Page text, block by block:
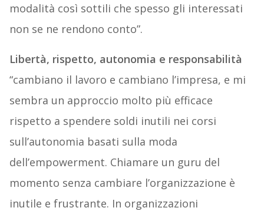
modalità così sottili che spesso gli interessati
non se ne rendono conto”.
Libertà, rispetto, autonomia e responsabilità
“cambiano il lavoro e cambiano l’impresa, e mi
sembra un approccio molto più efficace
rispetto a spendere soldi inutili nei corsi
sull’autonomia basati sulla moda
dell’empowerment. Chiamare un guru del
momento senza cambiare l’organizzazione è
inutile e frustrante. In organizzazioni